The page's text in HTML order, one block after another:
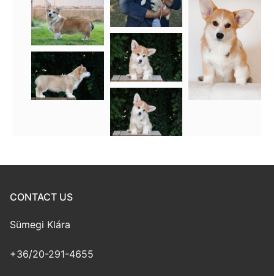
CONTACT US
Sümegi Klára
+36/20-291-4655